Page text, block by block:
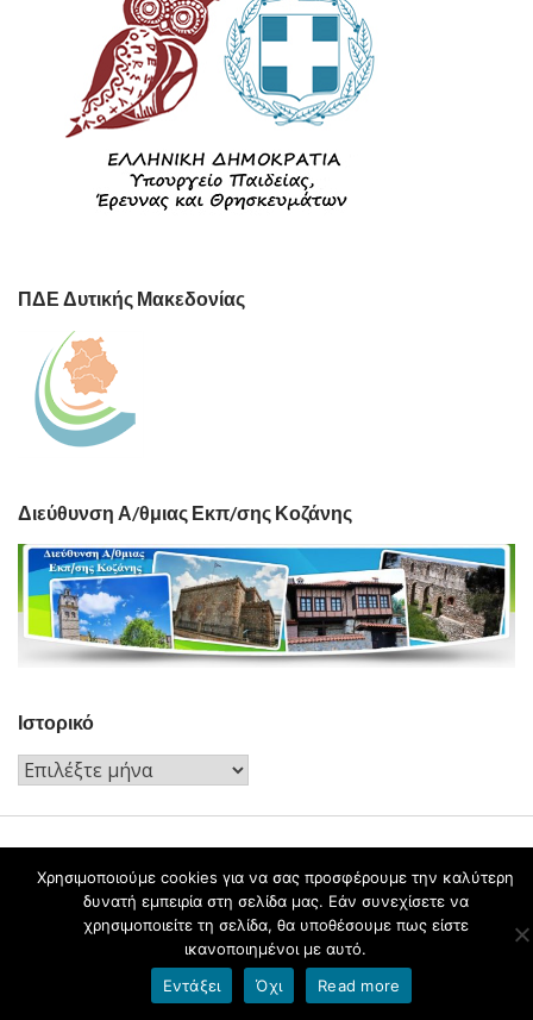
ΠΔΕ Δυτικής Μακεδονίας
Διεύθυνση Α/θμιας Εκπ/σης Κοζάνης
Ιστορικό
Ιστορικό
Όροι χρήσης blogs.sch.gr|Δήλωση προσβασιμότητας
Χρησιμοποιούμε cookies για να σας προσφέρουμε την καλύτερη
δυνατή εμπειρία στη σελίδα μας. Εάν συνεχίσετε να
χρησιμοποιείτε τη σελίδα, θα υποθέσουμε πως είστε
ικανοποιημένοι με αυτό.
Εντάξει
Όχι Read more